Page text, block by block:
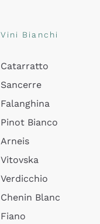
Vini Bianchi
Catarratto
Sancerre
Falanghina
Pinot Bianco
Arneis
Vitovska
Verdicchio
Chenin Blanc
Fiano